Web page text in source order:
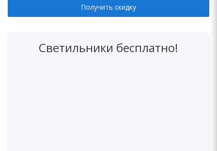
Получить скидку
Светильники бесплатно!